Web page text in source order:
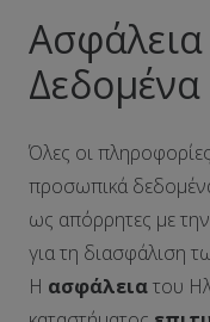
Δεδομένα
Όλες οι
προσωπικά
ως απόρρητες με
για τη διασφάλιση
Η ασφάλειατου